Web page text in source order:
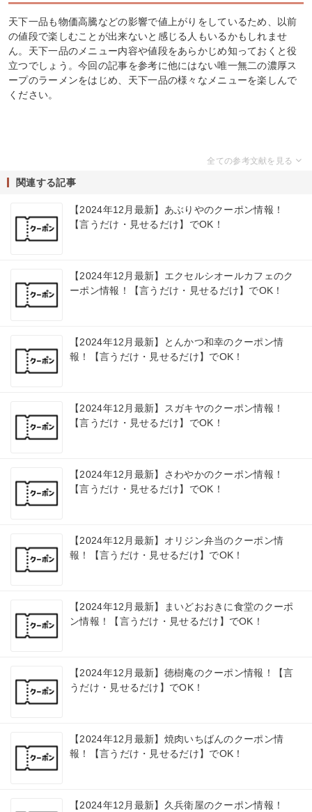
天下一品も物価高騰などの影響で値上がりをしているため、以前
の値段で楽しむことが出来ないと感じる人もいるかもしれませ
ん。天下一品のメニュー内容や値段をあらかじめ知っておくと役
立つでしょう。今回の記事を参考に他にはない唯一無二の濃厚ス
ープのラーメンをはじめ、天下一品の様々なメニューを楽しんで
ください。
関連する記事
【2024年12月最新】あぶりやのクーポン情報！
【言うだけ・見せるだけ】でOK！
【2024年12月最新】エクセルシオールカフェのク
ーポン情報！【言うだけ・見せるだけ】でOK！
【2024年12月最新】とんかつ和幸のクーポン情
報！【言うだけ・見せるだけ】でOK！
【2024年12月最新】スガキヤのクーポン情報！
【言うだけ・見せるだけ】でOK！
【2024年12月最新】さわやかのクーポン情報！
【言うだけ・見せるだけ】でOK！
【2024年12月最新】オリジン弁当のクーポン情
報！【言うだけ・見せるだけ】でOK！
【2024年12月最新】まいどおおきに食堂のクーポ
ン情報！【言うだけ・見せるだけ】でOK！
【2024年12月最新】徳樹庵のクーポン情報！【言
うだけ・見せるだけ】でOK！
【2024年12月最新】焼肉いちばんのクーポン情
報！【言うだけ・見せるだけ】でOK！
【2024年12月最新】久兵衛屋のクーポン情報！